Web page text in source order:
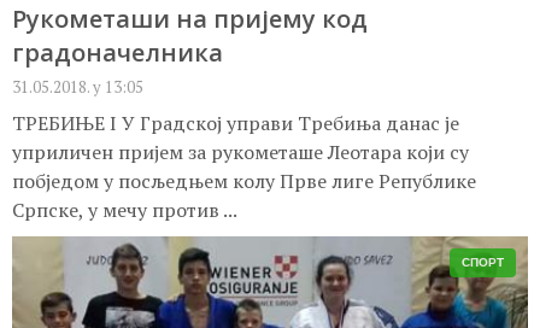
Рукометаши на пријему код
градоначелника
31.05.2018. у 13:05
ТРЕБИЊЕ I У Градској управи Требиња данас је
уприличен пријем за рукометаше Леотара који су
побједом у посљедњем колу Прве лиге Републике
Српске, у мечу против ...
СПОРТ